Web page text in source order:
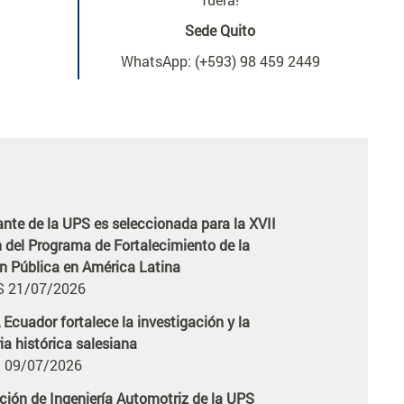
Sede Quito
WhatsApp: (+593) 98 459 2449
Ecuador fortalece la investigación y la
histórica salesiana
09/07/2026
de Ingeniería Automotriz de la UPS
su formación internacional en programa
académica en China
09/07/2026
proyecta su liderazgo académico